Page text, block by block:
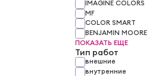
IMAGINE COLORS
MF
COLOR SMART
BENJAMIN MOORE
ПОКАЗАТЬ ЕЩЕ
Тип работ
внешние
внутренние